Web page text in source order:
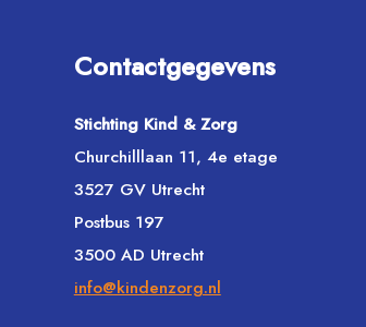
Contactgegevens
Stichting Kind & Zorg
Churchilllaan 11, 4e etage
3527 GV Utrecht
Postbus 197
3500 AD Utrecht
info@kindenzorg.nl